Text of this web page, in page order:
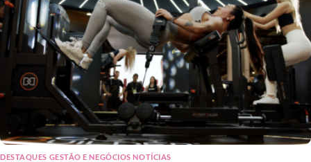
DESTAQUES GESTÃO E NEGÓCIOS NOTÍCIAS